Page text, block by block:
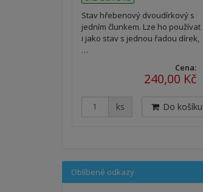
Stav hřebenový dvoudírkový s
jedním člunkem. Lze ho používat
i jako stav s jednou řadou dírek,
…
Cena:
240,00 Kč
ks Do košíku
Oblíbené odkazy